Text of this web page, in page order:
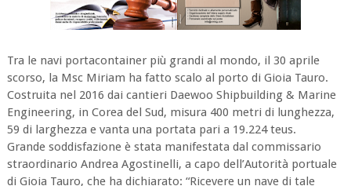
Tra le navi portacontainer più grandi al mondo, il 30 aprile
scorso, la Msc Miriam ha fatto scalo al porto di Gioia Tauro.
Costruita nel 2016 dai cantieri Daewoo Shipbuilding & Marine
Engineering, in Corea del Sud, misura 400 metri di lunghezza,
59 di larghezza e vanta una portata pari a 19.224 teus.
Grande soddisfazione è stata manifestata dal commissario
straordinario Andrea Agostinelli, a capo dell’Autorità portuale
di Gioia Tauro, che ha dichiarato: “Ricevere un nave di tale